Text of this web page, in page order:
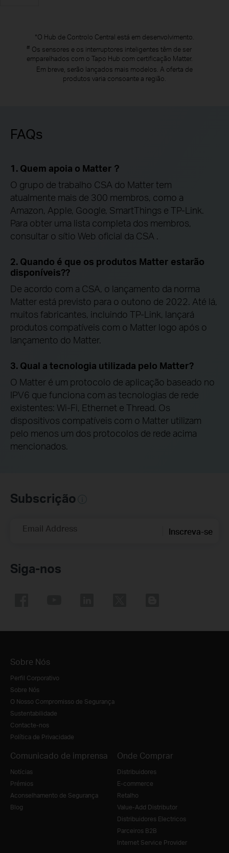
*O Hub de Controlo Central está em desenvolvimento.
# Os sensores e os interruptores inteligentes têm de ser
emparelhados com o Tapo Hub com certificação Matter.
Em breve, serão lançados mais modelos. A oferta de
produtos varia consoante a região.
FAQs
1. Quem apoia o Matter？
O grupo de trabalho CSA do Matter tem
atualmente mais de 300 membros, como a
Amazon, Apple, Google, SmartThings e TP-Link.
Para obter uma lista completa dos membros,
consultar o sítio Web oficial da CSA .
2. Quando é que os produtos Matter estarão
disponíveis??
De acordo com a CSA, o lançamento da norma
Matter está previsto para o outono de 2022. Até lá,
muitos fabricantes, incluindo TP-Link, lançará
produtos compatíveis com o Matter logo após o
lançamento do Matter.
3. Qual a tecnologia utilizada pelo Matter?
O Matter é um protocolo de aplicação baseado no
IPV6 que funciona com as tecnologias de rede
existentes: Wi-Fi, Ethernet e Thread. Os
dispositivos compatíveis com o Matter utilizam
pelo menos um dos protocolos de rede acima
mencionados.
Subscrição
Email Address Inscreva-se
Siga-nos
Sobre Nós
Perfil Corporativo
Sobre Nós
O Nosso Compromisso de Segurança
Sustentabilidade
Contacte-nos
Política de Privacidade
Comunicado de imprensa
Notícias
Prémios
Aconselhamento de Segurança
Blog
Onde Comprar
Distribuidores
E-commerce
Retalho
Value-Add Distributor
Distribuidores Electricos
Parceiros B2B
Internet Service Provider